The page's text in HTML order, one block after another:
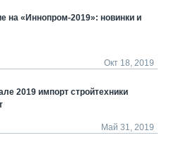
на «Иннопром-2019»: новинки и
Окт 18, 2019
2019 импорт стройтехники
Май 31, 2019